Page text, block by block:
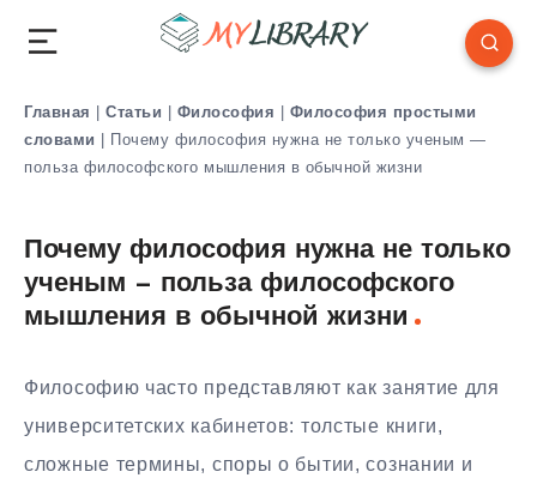
Главная | Статьи | Философия | Философия простыми
словами | Почему философия нужна не только ученым —
польза философского мышления в обычной жизни
Почему философия нужна не только
ученым — польза философского
мышления в обычной жизни
Философию часто представляют как занятие для
университетских кабинетов: толстые книги,
сложные термины, споры о бытии, сознании и